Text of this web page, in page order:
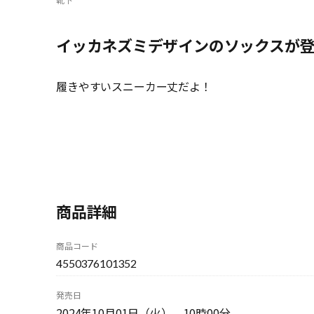
イッカネズミデザインのソックスが
履きやすいスニーカー丈だよ！
商品詳細
商品コード
4550376101352
発売日